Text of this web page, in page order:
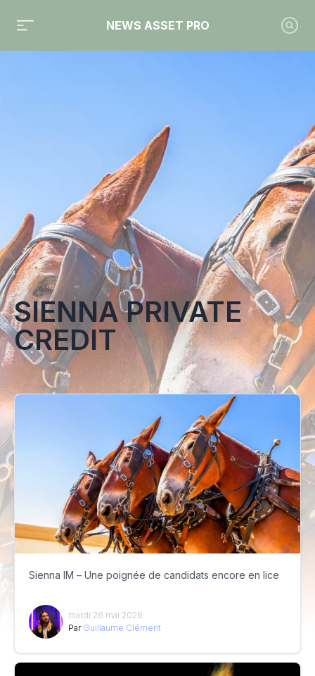
NEWS ASSET PRO
Toute l'actualité sur le tag "Sienna Private Credit"
SIENNA PRIVATE
CREDIT
Sienna IM – Une poignée de candidats encore en lice
mardi 26 mai 2026
Par Guillaume Clément